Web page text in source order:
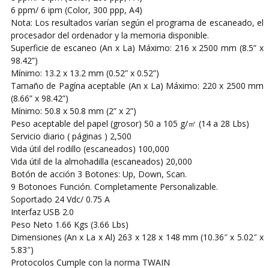
6 ppm/ 6 ipm (Color, 300 ppp, A4)
Nota: Los resultados varían según el programa de escaneado, el
procesador del ordenador y la memoria disponible.
Superficie de escaneo (An x La) Máximo: 216 x 2500 mm (8.5” x
98.42”)
Mínimo: 13.2 x 13.2 mm (0.52” x 0.52”)
Tamaño de Pagína aceptable (An x La) Máximo: 220 x 2500 mm
(8.66” x 98.42”)
Mínimo: 50.8 x 50.8 mm (2” x 2”)
Peso aceptable del papel (grosor) 50 a 105 g/㎡ (14 a 28 Lbs)
Servicio diario ( páginas ) 2,500
Vida útil del rodillo (escaneados) 100,000
Vida útil de la almohadilla (escaneados) 20,000
Botón de acción 3 Botones: Up, Down, Scan.
9 Botonoes Función. Completamente Personalizable.
Soportado 24 Vdc/ 0.75 A
Interfaz USB 2.0
Peso Neto 1.66 Kgs (3.66 Lbs)
Dimensiones (An x La x Al) 263 x 128 x 148 mm (10.36″ x 5.02″ x
5.83″)
Protocolos Cumple con la norma TWAIN